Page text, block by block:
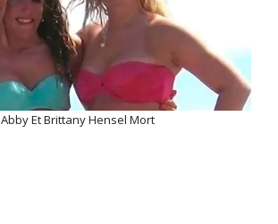
Abby Et Brittany Hensel Mort